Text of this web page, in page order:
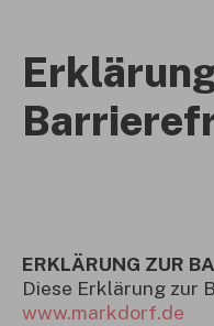
ERKLÄRUNG ZUR
Diese Erklärung zur
www.markdorf.de